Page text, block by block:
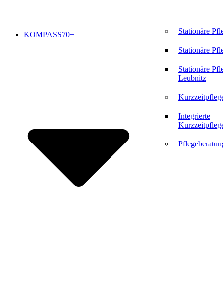
KOMPASS70+ Stationäre
Stationäre
Stationäre
Leubnitz
Integrierte